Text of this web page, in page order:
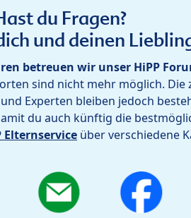
du Fragen?
und deinen
betreuen wir unser HiPP
sind nicht mehr möglich. Die
Experten bleiben jedoch
du auch künftig die
Elternservice über verschiedene